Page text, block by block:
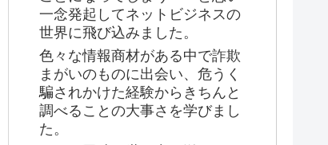
一念発起してネットビジネスの
世界に飛び込みました。
色々な情報商材がある中で詐欺
まがいのものに出会い、危うく
騙されかけた経験からきちんと
調べることの大事さを学びまし
た。